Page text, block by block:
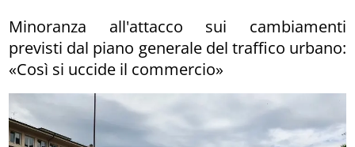
Minoranza all'attacco sui cambiamenti
previsti dal piano generale del traffico urbano:
«Così si uccide il commercio»